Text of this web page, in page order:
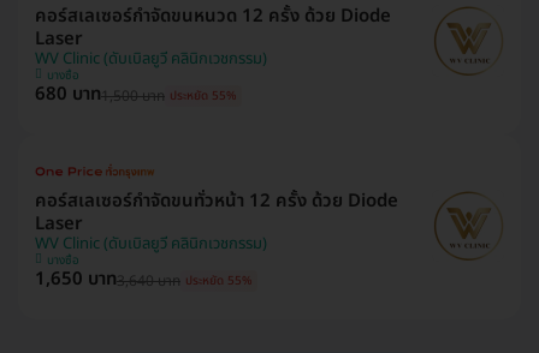
คอร์สเลเซอร์กำจัดขนหนวด 12 ครั้ง ด้วย Diode
Laser
WV Clinic (ดับเบิลยูวี คลินิกเวชกรรม)
บางซื่อ
680 บาท1,500 บาท ประหยัด 55%
คอร์สเลเซอร์กำจัดขนทั่วหน้า 12 ครั้ง ด้วย Diode
Laser
WV Clinic (ดับเบิลยูวี คลินิกเวชกรรม)
บางซื่อ
1,650 บาท3,640 บาท ประหยัด 55%